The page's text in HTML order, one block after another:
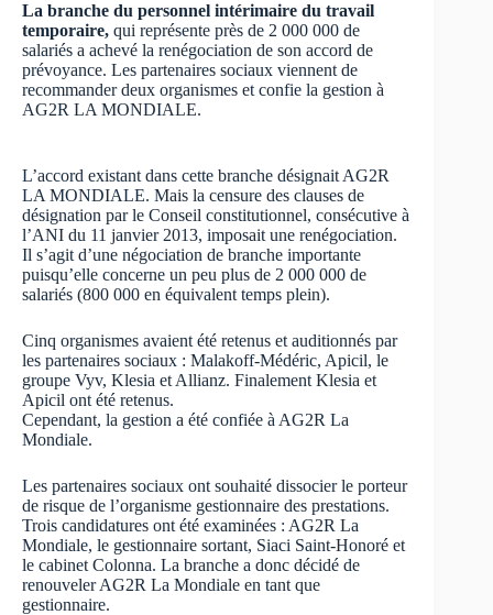
La branche du personnel intérimaire du travail
temporaire, qui représente près de 2 000 000 de
salariés a achevé la renégociation de son accord de
prévoyance. Les partenaires sociaux viennent de
recommander deux organismes et confie la gestion à
AG2R LA MONDIALE.
L’accord existant dans cette branche désignait AG2R
LA MONDIALE. Mais la censure des clauses de
désignation par le Conseil constitutionnel, consécutive à
l’ANI du 11 janvier 2013, imposait une renégociation.
Il s’agit d’une négociation de branche importante
puisqu’elle concerne un peu plus de 2 000 000 de
salariés (800 000 en équivalent temps plein).
Cinq organismes avaient été retenus et auditionnés par
les partenaires sociaux : Malakoff-Médéric, Apicil, le
groupe Vyv, Klesia et Allianz. Finalement Klesia et
Apicil ont été retenus.
Cependant, la gestion a été confiée à AG2R La
Mondiale.
Les partenaires sociaux ont souhaité dissocier le porteur
de risque de l’organisme gestionnaire des prestations.
Trois candidatures ont été examinées : AG2R La
Mondiale, le gestionnaire sortant, Siaci Saint-Honoré et
le cabinet Colonna. La branche a donc décidé de
renouveler AG2R La Mondiale en tant que
gestionnaire.